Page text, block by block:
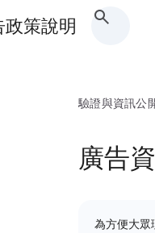
策說明
驗證與資訊公
廣告
為方便大